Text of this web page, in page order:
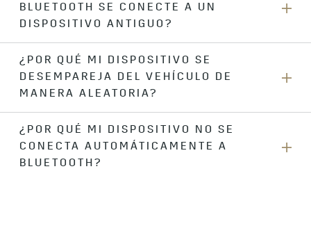
dispositivo y del vehículo para asegurarte de que la
conexión esté activa. Si está en alguna de estas listas pero
vehículo al que deseas conectarte. Si sigues teniendo
problemas, deberás eliminar y conectar nuevamente
BLUETOOTH SE CONECTE A UN
DISPOSITIVO ANTIGUO?
Elimina el dispositivo que ya no se utiliza de la lista de
dispositivos emparejados de tu vehículo.
¿POR QUÉ MI DISPOSITIVO SE
DESEMPAREJA DEL VEHÍCULO DE
MANERA ALEATORIA?
Cuando emparejas un dispositivo con un vehículo, se realiza
un proceso de intercambio de credenciales de seguridad
para permitir que el vehículo acceda al dispositivo. Se
¿POR QUÉ MI DISPOSITIVO NO SE
CONECTA AUTOMÁTICAMENTE A
BLUETOOTH?